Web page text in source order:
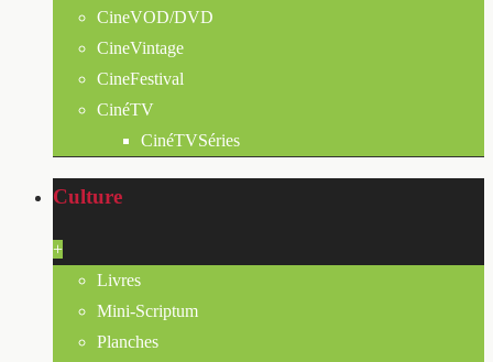
CineVOD/DVD
CineVintage
CineFestival
CinéTV
CinéTVSéries
Culture
+
Livres
Mini-Scriptum
Planches